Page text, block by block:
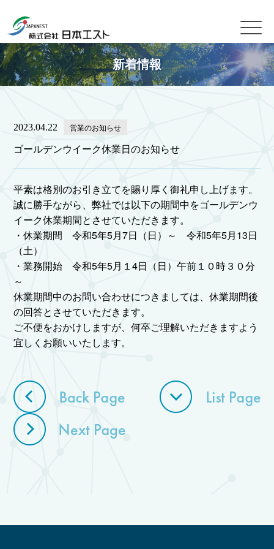
新着情報
2023.04.22 営業のお知らせ
ゴールデンウイーク休業日のお知らせ
平素は格別のお引き立てを賜り厚く御礼申し上げます。
誠に勝手ながら、弊社では以下の期間中をゴールデンウ
イーク休業期間とさせていただきます。
・休業期間 令和5年5月7日（日）～ 令和5年5月13日
（土）
・業務開始 令和5年5月１4日（日）午前１０時３０分
～
休業期間中のお問い合わせにつきましては、休業期間後
の回答とさせていただきます。
ご不便をおかけしますが、何卒ご理解いただきますよう
宜しくお願いいたします。